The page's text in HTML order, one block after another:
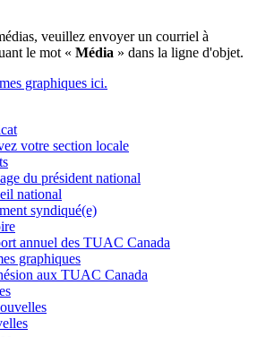
veuillez envoyer un courriel à
le mot « Média » dans la ligne d'objet.
graphiques ici.
votre section locale
du président national
national
syndiqué(e)
annuel des TUAC Canada
graphiques
aux TUAC Canada